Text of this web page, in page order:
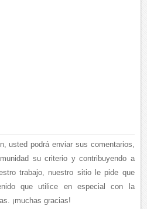
usted podrá enviar sus comentarios,
su criterio y contribuyendo a
trabajo, nuestro sitio le pide que
que utilice en especial con la
¡muchas gracias!